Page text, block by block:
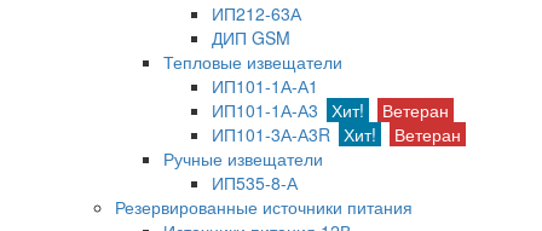
ИП212-63А
ДИП GSM
Тепловые извещатели
ИП101-1А-А1
ИП101-1А-А3 Хит!
Ветеран
ИП101-3А-А3R Хит!
Ветеран
Ручные извещатели
ИП535-8-А
Резервированные источники питания